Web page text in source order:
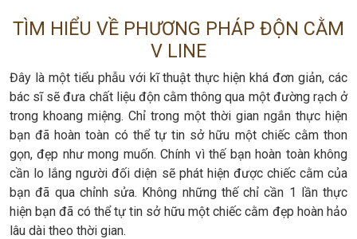
TÌM HIỂU VỀ PHƯƠNG PHÁP ĐỘN CẰM
V LINE
Đây là một tiểu phẫu với kĩ thuật thực hiện khá đơn giản, các
bác sĩ sẽ đưa chất liệu độn cằm thông qua một đường rạch ở
trong khoang miệng. Chỉ trong một thời gian ngắn thực hiện
bạn đã hoàn toàn có thể tự tin sở hữu một chiếc cằm thon
gọn, đẹp như mong muốn. Chính vì thế bạn hoàn toàn không
cần lo lắng người đối diện sẽ phát hiện được chiếc cằm của
bạn đã qua chỉnh sửa. Không những thế chỉ cần 1 lần thực
hiện bạn đã có thể tự tin sở hữu một chiếc cằm đẹp hoàn hảo
lâu dài theo thời gian.